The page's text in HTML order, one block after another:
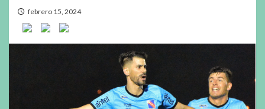
febrero 15, 2024